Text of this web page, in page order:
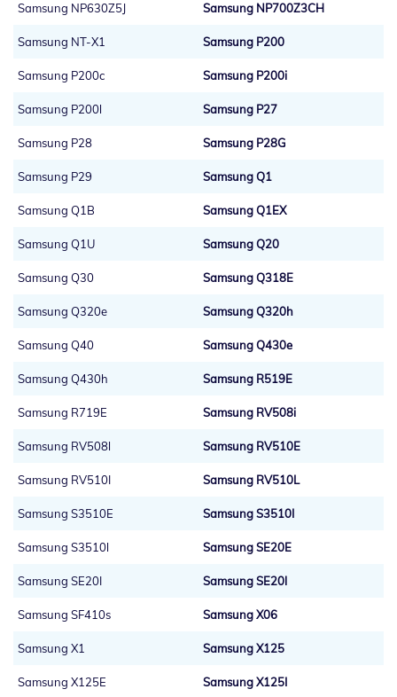
Samsung NP630Z5J Samsung NP700Z3CH
Samsung NT-X1 Samsung P200
Samsung P200c Samsung P200i
Samsung P200l Samsung P27
Samsung P28 Samsung P28G
Samsung P29 Samsung Q1
Samsung Q1B Samsung Q1EX
Samsung Q1U Samsung Q20
Samsung Q30 Samsung Q318E
Samsung Q320e Samsung Q320h
Samsung Q40 Samsung Q430e
Samsung Q430h Samsung R519E
Samsung R719E Samsung RV508i
Samsung RV508l Samsung RV510E
Samsung RV510I Samsung RV510L
Samsung S3510E Samsung S3510I
Samsung S3510l Samsung SE20E
Samsung SE20I Samsung SE20l
Samsung SF410s Samsung X06
Samsung X1 Samsung X125
Samsung X125E Samsung X125I